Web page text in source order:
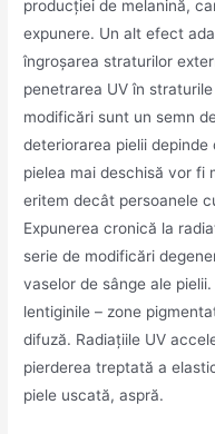
producției de melanină,
expunere. Un alt efect
îngroșarea straturilor
penetrarea UV în
modificări sunt un semn
deteriorarea pielii depinde
pielea mai deschisă vor fi
eritem decât persoanele
Expunerea cronică la
serie de modificări
vaselor de sânge ale
lentiginile – zone
difuză. Radiațiile UV
pierderea treptată a
piele uscată, aspră.